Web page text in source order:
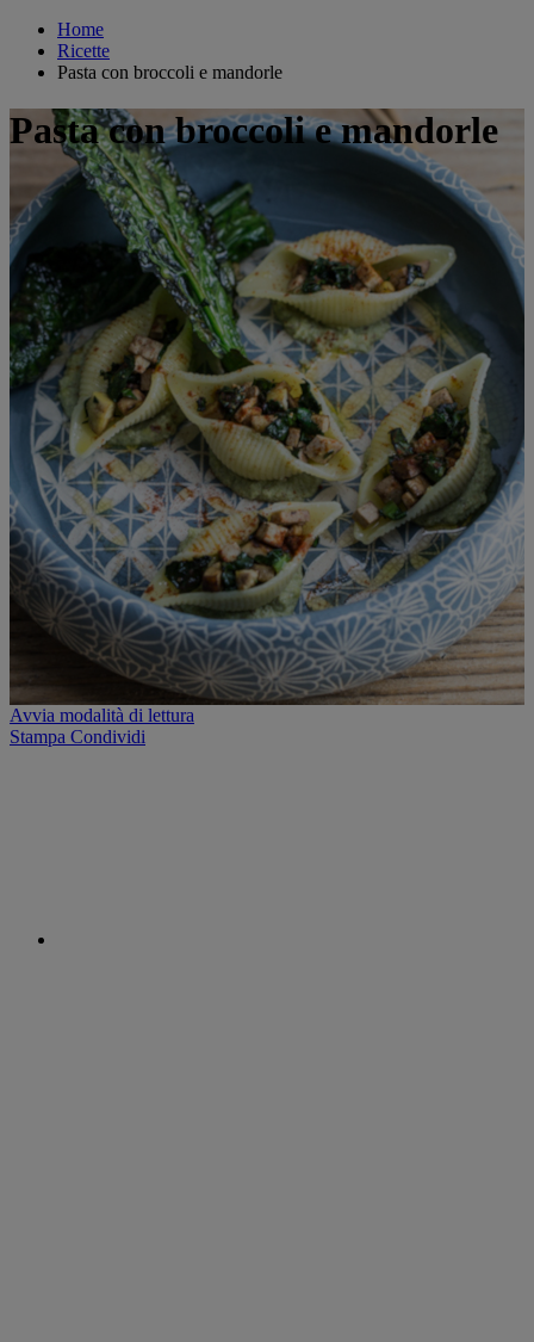
Home
Ricette
Pasta con broccoli e mandorle
Pasta con broccoli e mandorle
Avvia modalità di lettura
Stampa Condividi